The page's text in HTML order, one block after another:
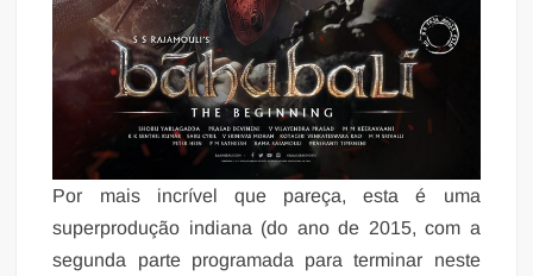
Por mais incrível que pareça, esta é uma
superprodução indiana (do ano de 2015, com a
segunda parte programada para terminar neste